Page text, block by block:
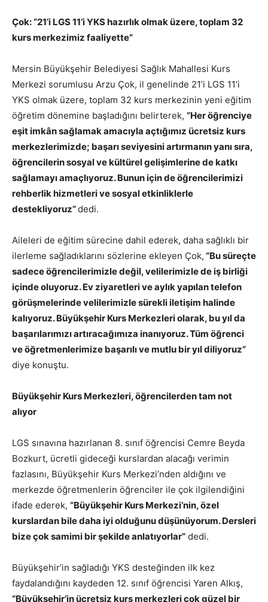
Çok: “21’i LGS 11’i YKS hazırlık olmak üzere, toplam 32
kurs merkezimiz faaliyette”
Mersin Büyükşehir Belediyesi Sağlık Mahallesi Kurs
Merkezi sorumlusu Arzu Çok, il genelinde 21’i LGS 11’i
YKS olmak üzere, toplam 32 kurs merkezinin yeni eğitim
öğretim dönemine başladığını belirterek, “Her öğrenciye
eşit imkân sağlamak amacıyla açtığımız ücretsiz kurs
merkezlerimizde; başarı seviyesini artırmanın yanı sıra,
öğrencilerin sosyal ve kültürel gelişimlerine de katkı
sağlamayı amaçlıyoruz. Bunun için de öğrencilerimizi
rehberlik hizmetleri ve sosyal etkinliklerle
destekliyoruz”dedi.
Aileleri de eğitim sürecine dahil ederek, daha sağlıklı bir
ilerleme sağladıklarını sözlerine ekleyen Çok, “Bu süreçte
sadece öğrencilerimizle değil, velilerimizle de iş birliği
içinde oluyoruz. Ev ziyaretleri ve aylık yapılan telefon
görüşmelerinde velilerimizle sürekli iletişim halinde
kalıyoruz. Büyükşehir Kurs Merkezleri olarak, bu yıl da
başarılarımızı artıracağımıza inanıyoruz. Tüm öğrenci
ve öğretmenlerimize başarılı ve mutlu bir yıl diliyoruz”
diye konuştu.
Büyükşehir Kurs Merkezleri, öğrencilerden tam not
alıyor
LGS sınavına hazırlanan 8. sınıf öğrencisi Cemre Beyda
Bozkurt, ücretli gideceği kurslardan alacağı verimin
fazlasını, Büyükşehir Kurs Merkezi’nden aldığını ve
merkezde öğretmenlerin öğrenciler ile çok ilgilendiğini
ifade ederek, “Büyükşehir Kurs Merkezi’nin, özel
kurslardan bile daha iyi olduğunu düşünüyorum. Dersleri
bize çok samimi bir şekilde anlatıyorlar” dedi.
Büyükşehir’in sağladığı YKS desteğinden ilk kez
faydalandığını kaydeden 12. sınıf öğrencisi Yaren Alkış,
“Büyükşehir’in ücretsiz kurs merkezleri çok güzel bir